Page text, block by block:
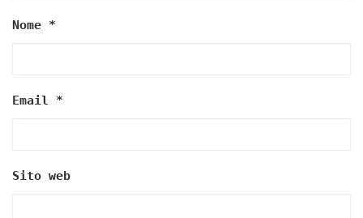
Nome *
Email *
Sito web